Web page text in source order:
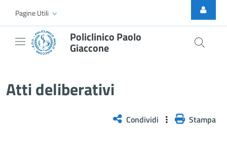
Skip to Main Content
Pagine Utili
Policlinico Paolo
Giaccone
Atti deliberativi
Condividi Stampa